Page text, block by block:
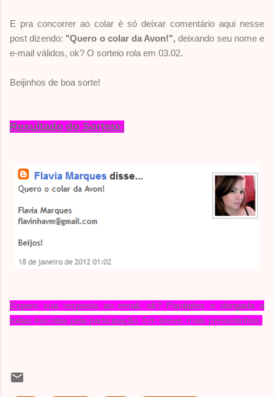
E pra concorrer ao colar é só deixar comentário aqui nesse
post dizendo: "Quero o colar da Avon!", deixando seu nome e
e-mail válidos, ok? O sorteio rola em 03.02.
Beijinhos de boa sorte!
Resultado do Sorteio:
Espero sua resposta ao email, ok? Parabéns e obrigada a
todas inscritas pela participação. Em breve, mais presentinhos.